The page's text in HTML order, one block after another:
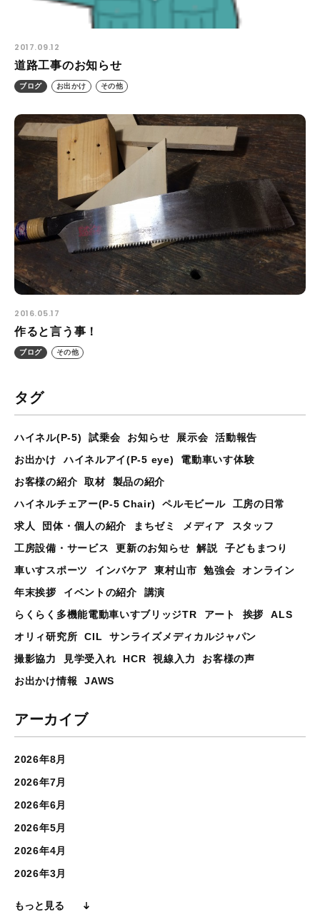
2017.09.12
道路工事のお知らせ
ブログ お出かけ その他
2016.05.17
作ると言う事！
ブログ その他
タグ
ハイネル(P-5) 試乗会 お知らせ 展示会
活動報告
お出かけ
ハイネルアイ(P-5 eye)
電動車いす体験
お客様の紹介
取材
製品の紹介
ハイネルチェアー(P-5 Chair)
ペルモビール
工房の日常
求人
団体・個人の紹介 まちゼミ メディア
スタッフ
工房設備・サービス
更新のお知らせ 解説
子どもまつり
車いすスポーツ
インバケア 東村山市 勉強会
オンライン
年末挨拶
イベントの紹介
講演
らくらく多機能電動車いすブリッジTR
アート 挨拶
ALS
オリィ研究所
CIL
サンライズメディカルジャパン
撮影協力
見学受入れ HCR 視線入力
お客様の声
お出かけ情報
JAWS
アーカイブ
2026年8月
2026年7月
2026年6月
2026年5月
2026年4月
2026年3月
もっと見る